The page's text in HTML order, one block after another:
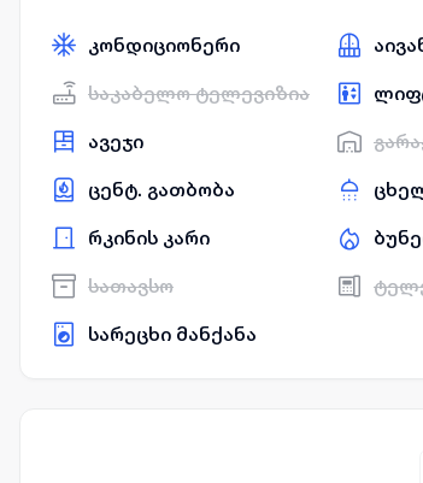
კონდიციონერი
საკაბელო ტელევიზია
ავეჯი
ცენტ. გათბობა
რკინის კარი
სათავსო
სარეცხი მანქანა